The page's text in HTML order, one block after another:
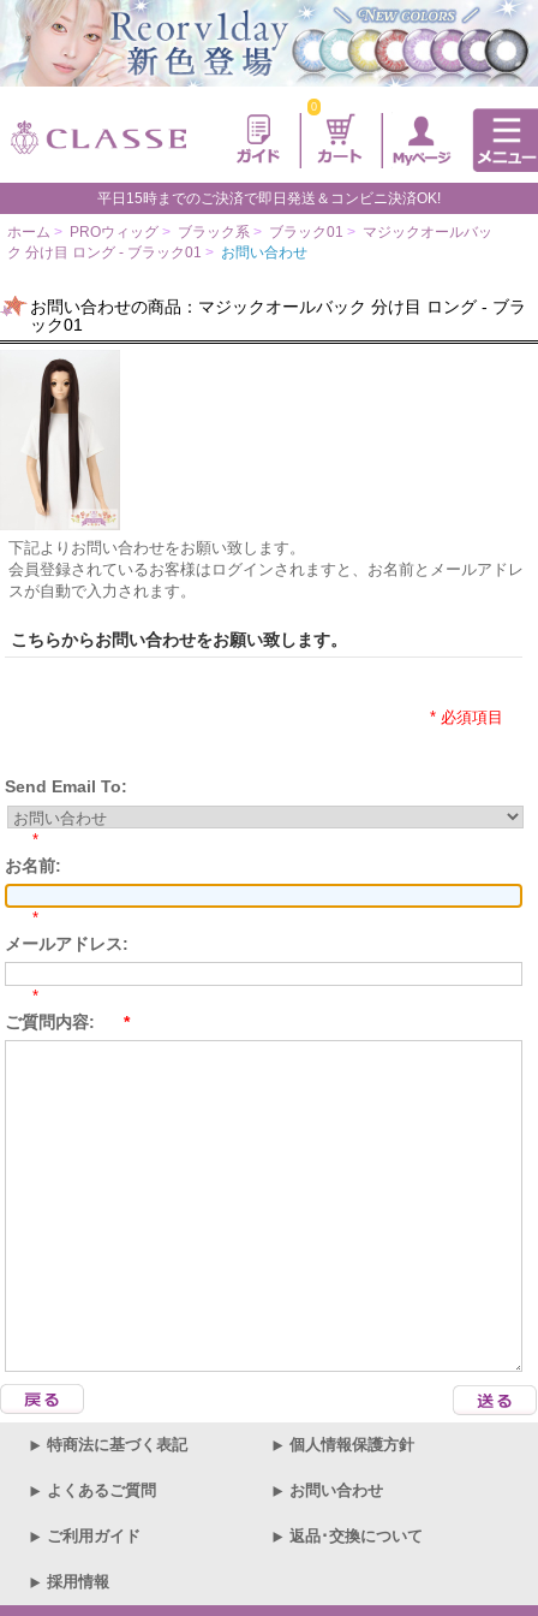
0
平日15時までのご決済で即日発送＆コンビニ決済OK!
ホーム > PROウィッグ > ブラック系 > ブラック01 > マジックオールバッ
ク 分け目 ロング - ブラック01 > お問い合わせ
お問い合わせの商品：マジックオールバック 分け目 ロング - ブラ
ック01
下記よりお問い合わせをお願い致します。
会員登録されているお客様はログインされますと、お名前とメールアドレ
スが自動で入力されます。
こちらからお問い合わせをお願い致します。
* 必須項目
Send Email To:
*
お名前:
*
メールアドレス:
*
ご質問内容: *
特商法に基づく表記 個人情報保護方針
よくあるご質問 お問い合わせ
ご利用ガイド 返品･交換について
採用情報